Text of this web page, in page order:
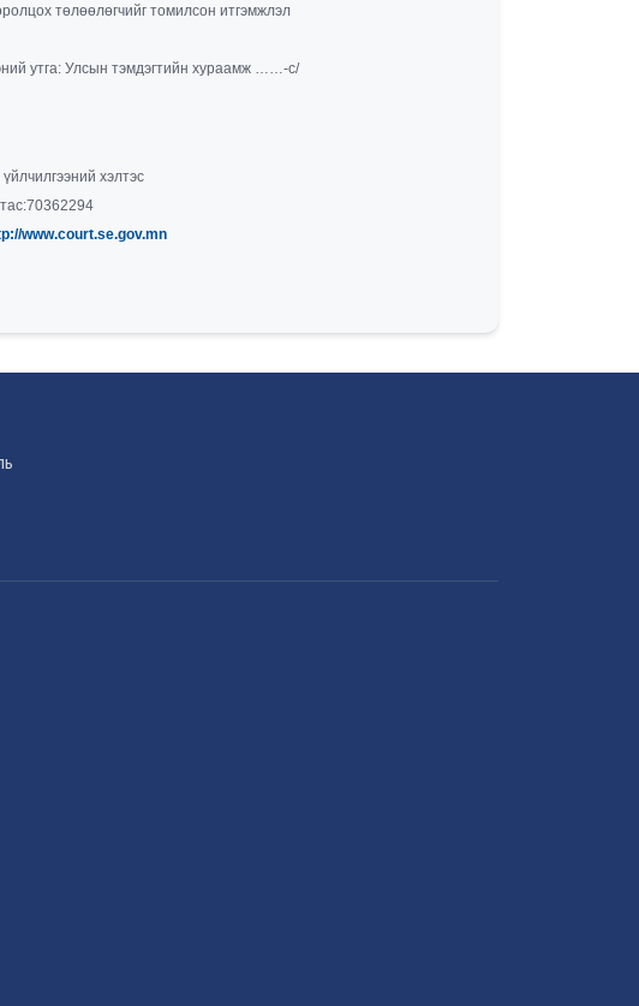
төлөөлөгчийг томилсон итгэмжлэл
утга: Улсын тэмдэгтийн хураамж ……-с/
хэлтэс
www.court.se.gov.mn